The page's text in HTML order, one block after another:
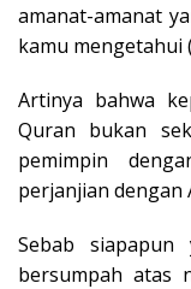
amanat-amanat
kamu mengetahui
Artinya bahwa
Quran bukan
pemimpin
perjanjian dengan
Sebab
bersumpah atas